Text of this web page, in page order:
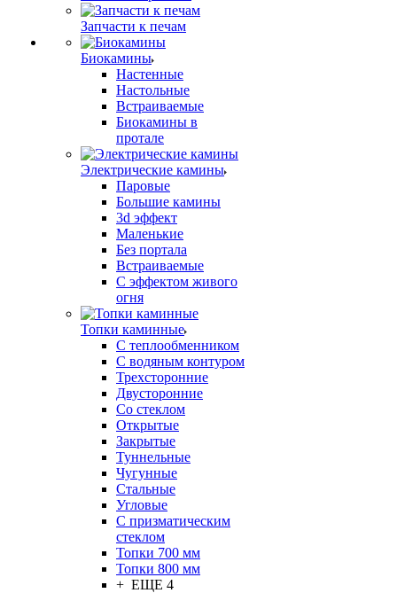
Запчасти к печам
Биокамины
Настенные
Настольные
Встраиваемые
Биокамины в
протале
Электрические камины
Паровые
Большие камины
3d эффект
Маленькие
Без портала
Встраиваемые
С эффектом живого
огня
Топки каминные
С теплообменником
С водяным контуром
Трехсторонние
Двусторонние
Со стеклом
Открытые
Закрытые
Туннельные
Чугунные
Стальные
Угловые
С призматическим
стеклом
Топки 700 мм
Топки 800 мм
+ ЕЩЕ 4